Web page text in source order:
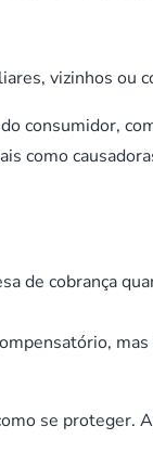
vizinhos ou
consumidor,
como
de cobrança
se proteger.